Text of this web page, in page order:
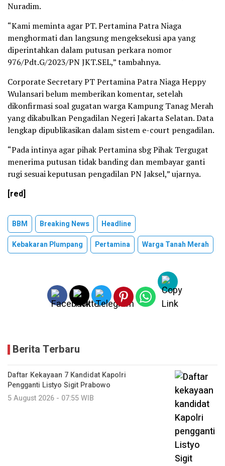
Nuradim.
“Kami meminta agar PT. Pertamina Patra Niaga
menghormati dan langsung mengeksekusi apa yang
diperintahkan dalam putusan perkara nomor
976/Pdt.G/2023/PN JKT.SEL,” tambahnya.
Corporate Secretary PT Pertamina Patra Niaga Heppy
Wulansari belum memberikan komentar, setelah
dikonfirmasi soal gugatan warga Kampung Tanag Merah
yang dikabulkan Pengadilan Negeri Jakarta Selatan. Data
lengkap dipublikasikan dalam sistem e-court pengadilan.
“Pada intinya agar pihak Pertamina sbg Pihak Tergugat
menerima putusan tidak banding dan membayar ganti
rugi sesuai keputusan pengadilan PN Jaksel,” ujarnya.
[red]
BBM Breaking News
Headline
Kebakaran Plumpang
Pertamina Warga Tanah Merah
Berita Terbaru
Daftar Kekayaan 7 Kandidat Kapolri
Pengganti Listyo Sigit Prabowo
5 August 2026 - 07:55 WIB